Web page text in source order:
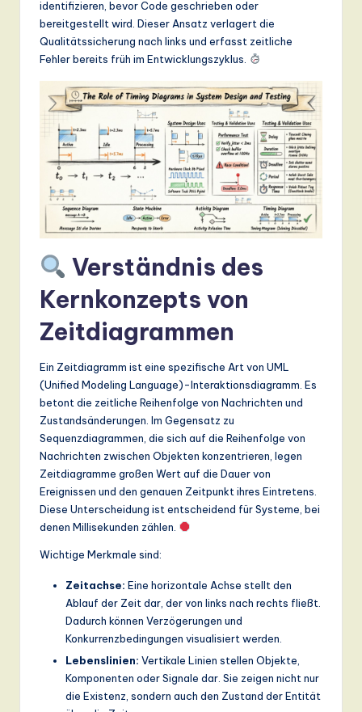
in
A
d
D
ig
it
In
identifizieren, bevor Code geschrieben oder
bereitgestellt wird. Dieser Ansatz verlagert die
Qualitätssicherung nach links und erfasst zeitliche
Fehler bereits früh im Entwicklungszyklus.
Verständnis des
Kernkonzepts von
Zeitdiagrammen
Ein Zeitdiagramm ist eine spezifische Art von UML
(Unified Modeling Language)-Interaktionsdiagramm. Es
betont die zeitliche Reihenfolge von Nachrichten und
Zustandsänderungen. Im Gegensatz zu
Sequenzdiagrammen, die sich auf die Reihenfolge von
Nachrichten zwischen Objekten konzentrieren, legen
Zeitdiagramme großen Wert auf die Dauer von
Ereignissen und den genauen Zeitpunkt ihres Eintretens.
Diese Unterscheidung ist entscheidend für Systeme, bei
denen Millisekunden zählen.
Wichtige Merkmale sind:
Zeitachse: Eine horizontale Achse stellt den
Ablauf der Zeit dar, der von links nach rechts fließt.
Dadurch können Verzögerungen und
Konkurrenzbedingungen visualisiert werden.
Lebenslinien: Vertikale Linien stellen Objekte,
Komponenten oder Signale dar. Sie zeigen nicht nur
die Existenz, sondern auch den Zustand der Entität